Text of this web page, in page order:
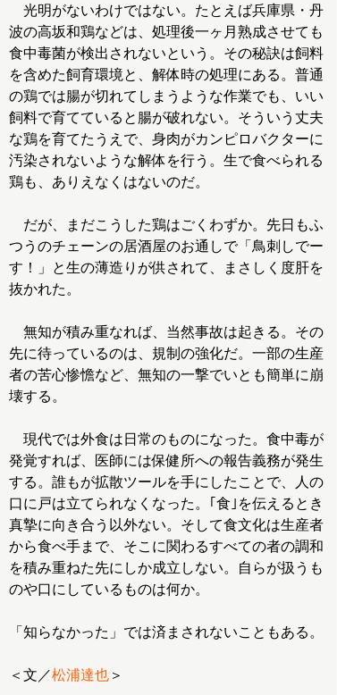
光明がないわけではない。たとえば兵庫県・丹
波の高坂和鶏などは、処理後一ヶ月熟成させても
食中毒菌が検出されないという。その秘訣は飼料
を含めた飼育環境と、解体時の処理にある。普通
の鶏では腸が切れてしまうような作業でも、いい
飼料で育てていると腸が破れない。そういう丈夫
な鶏を育てたうえで、身肉がカンピロバクターに
汚染されないような解体を行う。生で食べられる
鶏も、ありえなくはないのだ。
だが、まだこうした鶏はごくわずか。先日もふ
つうのチェーンの居酒屋のお通しで「鳥刺しでー
す！」と生の薄造りが供されて、まさしく度肝を
抜かれた。
無知が積み重なれば、当然事故は起きる。その
先に待っているのは、規制の強化だ。一部の生産
者の苦心惨憺など、無知の一撃でいとも簡単に崩
壊する。
現代では外食は日常のものになった。食中毒が
発覚すれば、医師には保健所への報告義務が発生
する。誰もが拡散ツールを手にしたことで、人の
口に戸は立てられなくなった。｢食｣を伝えるとき
真摯に向き合う以外ない。そして食文化は生産者
から食べ手まで、そこに関わるすべての者の調和
を積み重ねた先にしか成立しない。自らが扱うも
のや口にしているものは何か。
「知らなかった」では済まされないこともある。
＜文／松浦達也 ＞